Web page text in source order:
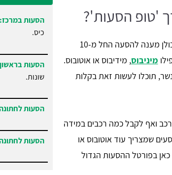
'טופ הסעות'?
פורטל טופ הסעות מאגד חברות הסעים רבות, אשר יש לכולן מענה להסעה החל מ-10
מיניבוס, מידיבוס או אוטובוס.
גדולה החל מ-10 נוסעים בנשר, תוכלו לעשות זאת בקלות
ואף לקבל כמה רכבים במידה
נקודות שונות (איסוף) או לחלופין מעל ל-60 נוסעים שמצריך עוד אוטובוס או
כאן בפורטל ההסעות הגדול
הסעות
כיס.
הסעות
שונות.
הסעות
הסעות